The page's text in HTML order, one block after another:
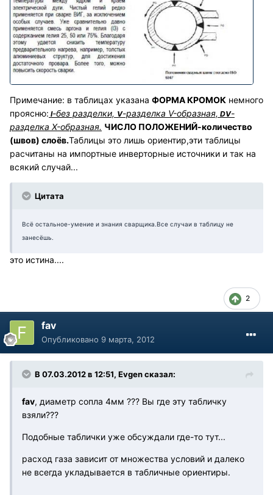
Примечание: в таблицах указана ФОРМА КРОМОК немного
проясню: I-без разделки, V-разделка V-образная, DV-
разделка X-образная. ЧИСЛО ПОЛОЖЕНИЙ-количество
(швов) слоёв.Таблицы это лишь ориентир,эти таблицы
расчитаны на импортные инверторные источники и так на
всякий случай...
Цитата
Всё остальное-умение и знания сварщика.Все случаи в таблицу не
занесёшь.
это истина....
2
fav
Опубликовано 9 марта, 2012
В 07.03.2012 в 12:51, Evgen сказал:
fav, диаметр сопла 4мм ??? Вы где эту табличку
взяли???
Подобные таблички уже обсуждали где-то тут...
расход газа зависит от множества условий и далеко
не всегда укладывается в табличные ориентиры.